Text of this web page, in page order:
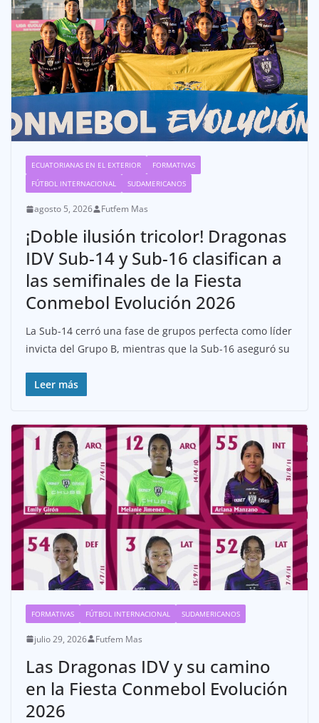
ECUATORIANAS EN EL EXTERIOR
FORMATIVAS
FÚTBOL INTERNACIONAL
SUDAMERICANOS
agosto 5, 2026 Futfem Mas
¡Doble ilusión tricolor! Dragonas
IDV Sub-14 y Sub-16 clasifican a
las semifinales de la Fiesta
Conmebol Evolución 2026
La Sub-14 cerró una fase de grupos perfecta como líder
invicta del Grupo B, mientras que la Sub-16 aseguró su
Leer más
FORMATIVAS FÚTBOL INTERNACIONAL SUDAMERICANOS
julio 29, 2026 Futfem Mas
Las Dragonas IDV y su camino
en la Fiesta Conmebol Evolución
2026